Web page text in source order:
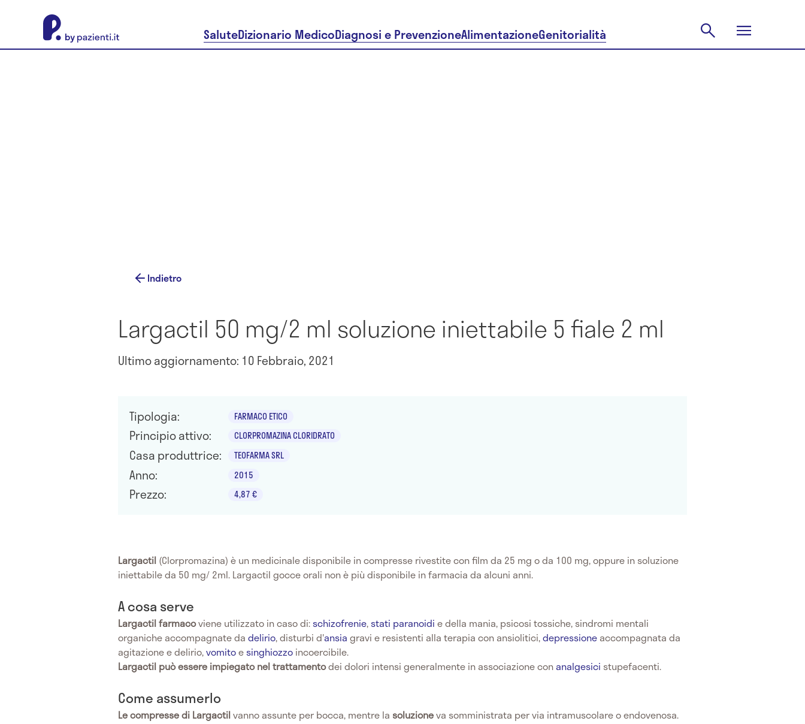
SaluteDizionario MedicoDiagnosi e PrevenzioneAlimentazioneGenitorialità
Indietro
Largactil 50 mg/2 ml soluzione iniettabile 5 fiale 2 ml
Ultimo aggiornamento: 10 Febbraio, 2021
Tipologia: FARMACO ETICO
Principio attivo: CLORPROMAZINA CLORIDRATO
Casa produttrice: TEOFARMA SRL
Anno: 2015
Prezzo: 4,87 €
Largactil (Clorpromazina) è un medicinale disponibile in compresse rivestite con film da 25 mg o da 100 mg, oppure in soluzione
iniettabile da 50 mg/ 2ml. Largactil gocce orali non è più disponibile in farmacia da alcuni anni.
A cosa serve
Largactil farmacoviene utilizzato in caso di:schizofrenie,stati paranoidi e della mania, psicosi tossiche, sindromi mentali
organiche accompagnate da delirio, disturbi d'ansia gravi e resistenti alla terapia con ansiolitici,depressione accompagnata da
agitazione e delirio,vomitoesinghiozzo incoercibile.
Largactil può essere impiegato nel trattamentodei dolori intensi generalmente in associazione conanalgesici stupefacenti.
Come assumerlo
Le compresse di Largactilvanno assunte per bocca, mentre la soluzioneva somministrata per via intramuscolare o endovenosa.